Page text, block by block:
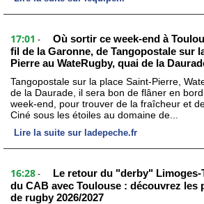
17:01 -
Où sortir ce week-end à
fil de la Garonne, de Tangopostale sur
Pierre au WateRugby, quai de la
Tangopostale sur la place Saint-Pierre,
de la Daurade, il sera bon de flâner en
week-end, pour trouver de la fraîcheur et
Ciné sous les étoiles au domaine de...
Lire la suite sur ladepeche.fr
16:28 -
Le retour du "derby" Limoges-
du CAB avec Toulouse : découvrez les
de rugby 2026/2027